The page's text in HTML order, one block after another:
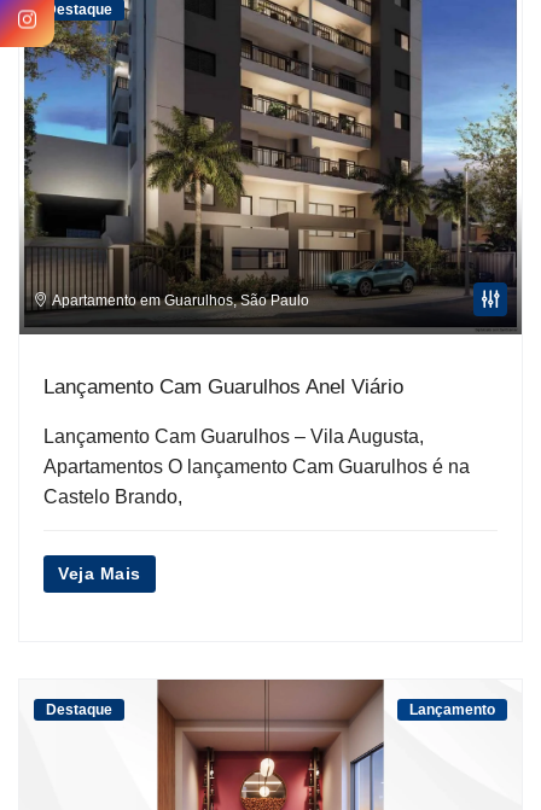
Destaque
Apartamento em Guarulhos,São Paulo
Lançamento Cam Guarulhos Anel Viário
Lançamento Cam Guarulhos – Vila Augusta,
Apartamentos O lançamento Cam Guarulhos é na
Castelo Brando,
Veja Mais
Destaque Lançamento